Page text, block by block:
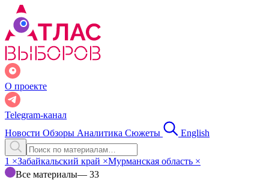
О проекте
Telegram-канал
Новости Обзоры Аналитика Сюжеты English
1 ×Забайкальский край ×Мурманская область ×
Все материалы— 33